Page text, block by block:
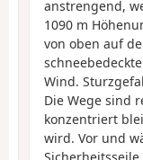
anstrengend,
1090 m
von oben auf
Wind.
Die Wege sind
konzentriert
wird. Vor und